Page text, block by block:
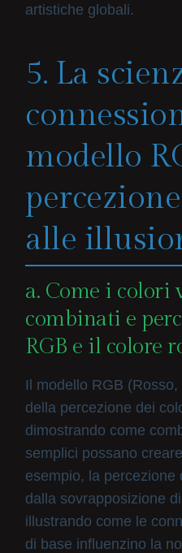
artistiche globali.
5. La
modello
alle
a. Come i colori
combinati e
RGB e il colore
Il modello RGB
della percezione dei
dimostrando come
semplici possano
esempio, la percezione
dalla sovrapposizione
illustrando come le
di base influenzino la